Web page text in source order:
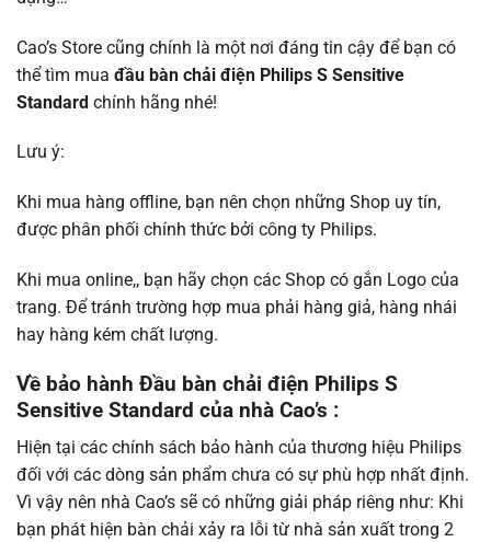
Cao’s Store cũng chính là một nơi đáng tin cậy để bạn có
thể tìm mua đầu bàn chải điện Philips S Sensitive
Standard chính hãng nhé!
Lưu ý:
Khi mua hàng offline, bạn nên chọn những Shop uy tín,
được phân phối chính thức bởi công ty Philips.
Khi mua online,, bạn hãy chọn các Shop có gắn Logo của
trang. Để tránh trường hợp mua phải hàng giả, hàng nhái
hay hàng kém chất lượng.
Về bảo hành Đầu bàn chải điện Philips S
Sensitive Standard của nhà Cao’s :
Hiện tại các chính sách bảo hành của thương hiệu Philips
đối với các dòng sản phẩm chưa có sự phù hợp nhất định.
Vì vậy nên nhà Cao’s sẽ có những giải pháp riêng như: Khi
bạn phát hiện bàn chải xảy ra lỗi từ nhà sản xuất trong 2